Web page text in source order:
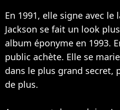
En 1991, elle signe avec le
Jackson se fait un look
album éponyme en 1993.
public achète. Elle se
dans le plus grand secret,
de plus.